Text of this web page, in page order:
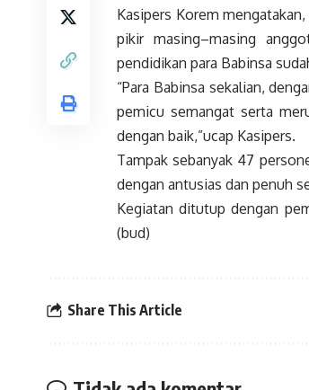
Kasipers Korem
pikir masing–masing
pendidikan para Babinsa
“Para Babinsa sekalian,
pemicu semangat serta
dengan baik,”ucap Kasipers.
Tampak sebanyak 47
dengan antusias dan penuh
Kegiatan ditutup dengan
(bud)
Share This Article